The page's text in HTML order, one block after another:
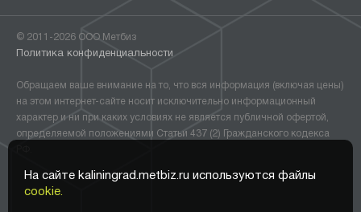
На сайте kaliningrad.metbiz.ru используются файлы
cookie.
© 2011-2026 ООО Метбиз
Политика конфиденциальности
Обращаем ваше внимание на то, что вся информация (включая цены)
на этом интернет-сайте носит исключительно информационный
характер и ни при каких условиях не является публичной офертой,
определяемой положениями Статьи 437 (2) Гражданского кодекса